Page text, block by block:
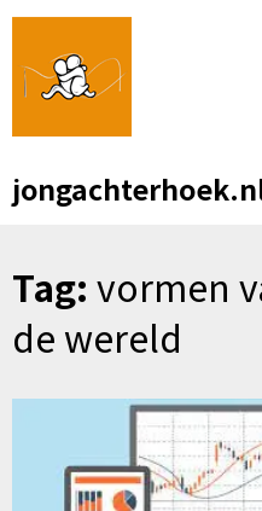
Skip
content
Tag: vormen
de wereld